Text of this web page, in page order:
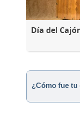
Día del
¿Cómo fue tu